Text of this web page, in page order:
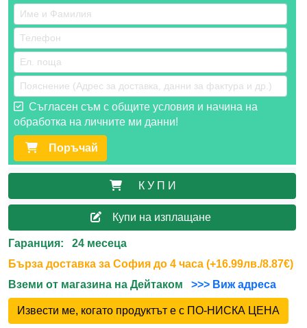
Съгласен съм с общите условия и начина на
обработка на личните ми данни!
Поръчай
К У П И
Купи на изплащане
Гаранция: 24 месеца
Бърза доставка за София до 4 часа (+16.99лв./8.87€)
Вземи от магазина на Дейтаком
>>> Виж адреса
Извести ме, когато продуктът е с ПО-НИСКА ЦЕНА